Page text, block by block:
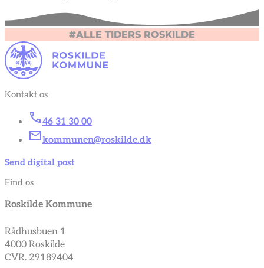
#ALLE TIDERS ROSKILDE
Kontakt os
46 31 30 00
kommunen@roskilde.dk
Send digital post
Find os
Roskilde Kommune
Rådhusbuen 1
4000 Roskilde
CVR. 29189404